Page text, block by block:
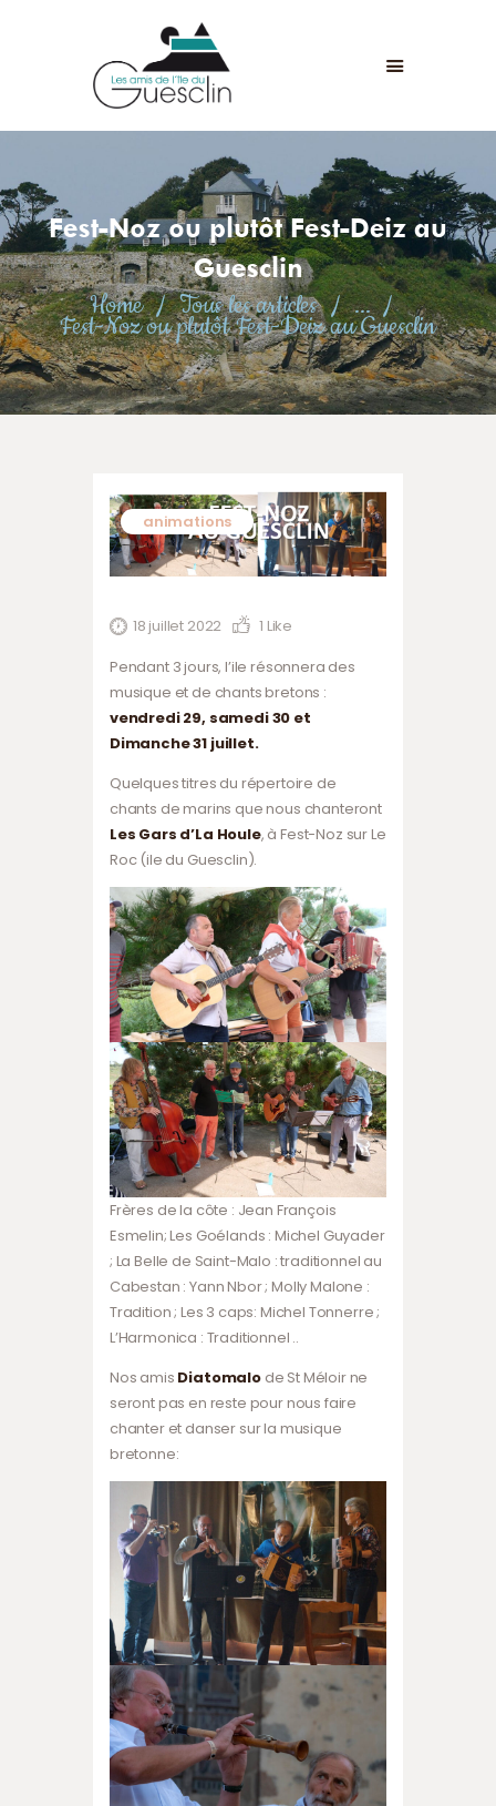
Fest-Noz ou plutôt Fest-Deiz au
Guesclin
Home
Tous les articles ...
Fest-Noz ou plutôt Fest-Deiz au Guesclin
LES AMIS DE L'ÎLE DU GUESCLIN
LE FORT ET L’ÎLE
ASSOCIATION
ADHÉSION
ANIMATIONS
ACTUALITÉS
CONTACT
animations
18 juillet 2022 1 Like
Pendant 3 jours, l’ile résonnera des
musique et de chants bretons :
vendredi 29, samedi 30 et
Dimanche 31 juillet.
Quelques titres du répertoire de
chants de marins que nous chanteront
Les Gars d’La Houle, à Fest-Noz sur Le
Roc (ile du Guesclin).
Frères de la côte : Jean François
Esmelin; Les Goélands : Michel Guyader
; La Belle de Saint-Malo : traditionnel au
Cabestan : Yann Nbor ; Molly Malone :
Tradition ; Les 3 caps: Michel Tonnerre ;
L’Harmonica : Traditionnel ..
Nos amis Diatomalo de St Méloir ne
seront pas en reste pour nous faire
chanter et danser sur la musique
bretonne: